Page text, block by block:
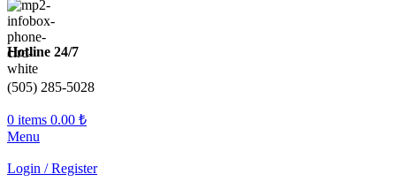
Hotline 24/7
(505) 285-5028
0 items 0.00 ₺
Menu
Login / Register